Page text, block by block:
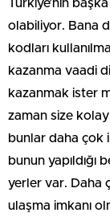
Türkiye’nin
olabiliyor. Bana
kodları
kazanma vaadi
kazanmak ister
zaman size
bunlar daha çok
bunun yapıldığı
yerler var. Daha
ulaşma imkanı